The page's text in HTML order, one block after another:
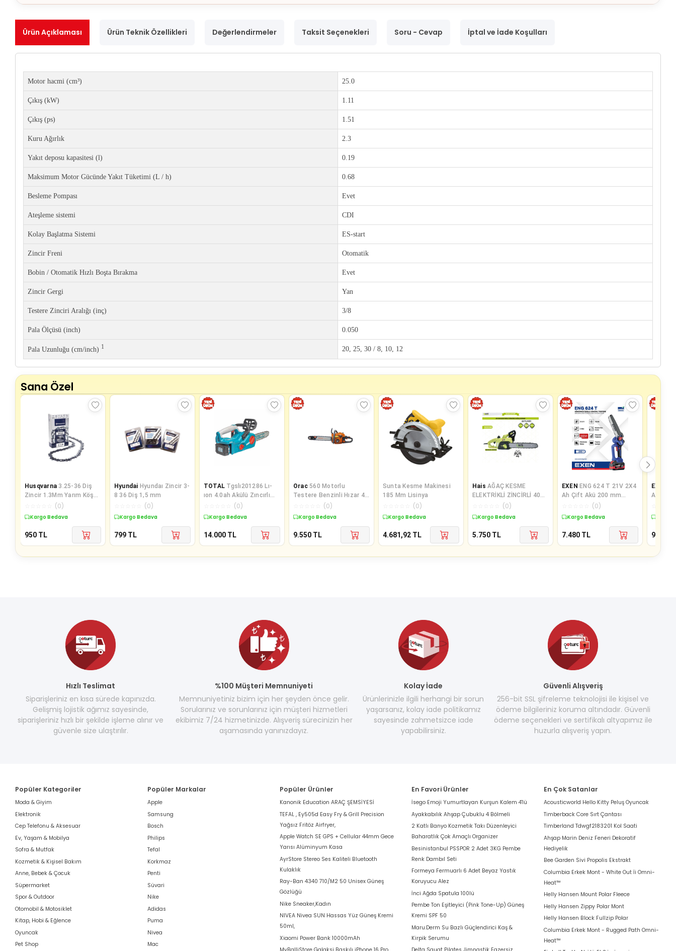
Ürün Açıklaması Ürün Teknik Özellikleri Değerlendirmeler Taksit Seçenekleri Soru - Cevap İptal ve İade Koşulları
Motor hacmi (cm³) 25.0
Çıkış (kW) 1.11
Çıkış (ps) 1.51
Kuru Ağırlık 2.3
Yakıt deposu kapasitesi (l) 0.19
Maksimum Motor Gücünde Yakıt Tüketimi (L / h) 0.68
Besleme Pompası Evet
Ateşleme sistemi CDI
Kolay Başlatma Sistemi ES-start
Zincir Freni Otomatik
Bobin / Otomatik Hızlı Boşta Bırakma Evet
Zincir Gergi Yan
Testere Zinciri Aralığı (inç) 3/8
Pala Ölçüsü (inch) 0.050
Pala Uzunluğu (cm/inch) 1 20, 25, 30 / 8, 10, 12
Sana Özel
Husqvarna 3.25-36 Diş
Zincir 1.3Mm Yarım Köşeli
(0)
Kargo Bedava
950 TL
Hyundai Hyundaı Zincir 3-
8 36 Diş 1,5 mm
(0)
Kargo Bedava
799 TL
TOTAL Tgslı201286 Lı-
ıon 4.0ah Akülü Zıncırlı
(0)
Kargo Bedava
14.000 TL
Orac 560 Motorlu
Testere Benzinli Hızar 4
(0)
Kargo Bedava
9.550 TL
Sunta Kesme Makinesi
185 Mm Lisinya
(0)
Kargo Bedava
4.681,92 TL
Hais AĞAÇ KESME
ELEKTRİKLİ ZİNCİRLİ 40
CM SF7J151
(0)
Kargo Bedava
5.750 TL
EXEN ENG 624 T 21V 2X4
Ah Çift Akü 200 mm
Kömürsüz Şarjlı Zincirli
Tes
(0)
Kargo Bedava
7.480 TL
EXEN
Ah Çift
Tes
9.460
Hızlı Teslimat
Siparişleriniz en kısa sürede kapınızda.
Gelişmiş lojistik ağımız sayesinde,
siparişleriniz hızlı bir şekilde işleme alınır ve
güvenle size ulaştırılır.
%100 Müşteri Memnuniyeti
Memnuniyetiniz bizim için her şeyden önce gelir.
Sorularınız ve sorunlarınız için müşteri hizmetleri
ekibimiz 7/24 hizmetinizde. Alışveriş sürecinizin her
aşamasında yanınızdayız.
Kolay İade
Ürünlerinizle ilgili herhangi bir sorun
yaşarsanız, kolay iade politikamız
sayesinde zahmetsizce iade
yapabilirsiniz.
Güvenli Alışveriş
256-bit SSL şifreleme teknolojisi ile kişisel ve
ödeme bilgileriniz koruma altındadır. Güvenli
ödeme seçenekleri ve sertifikalı altyapımız ile
huzurla alışveriş yapın.
Popüler Kategoriler
Moda & Giyim
Elektronik
Cep Telefonu & Aksesuar
Ev, Yaşam & Mobilya
Sofra & Mutfak
Kozmetik & Kişisel Bakım
Anne, Bebek & Çocuk
Süpermarket
Spor & Outdoor
Otomobil & Motosiklet
Kitap, Hobi & Eğlence
Oyuncak
Pet Shop
Popüler Markalar
Apple
Samsung
Bosch
Philips
Tefal
Korkmaz
Penti
Süvari
Nike
Adidas
Puma
Nivea
Mac
Popüler Ürünler
Kanonik Education ARAÇ ŞEMSİYESİ
TEFAL , Ey505d Easy Fry & Grill Precision
Yağsız Fritöz Airfryer,
Apple Watch SE GPS + Cellular 44mm Gece
Yarısı Alüminyum Kasa
AyrStore Stereo Ses Kaliteli Bluetooth
Kulaklık
Ray-Ban 4340 710/M2 50 Unisex Güneş
Gözlüğü
Nike Sneaker,Kadın
NIVEA Nivea SUN Hassas Yüz Güneş Kremi
50ml,
Xiaomi Power Bank 10000mAh
En Favori Ürünler
İsego Emoji Yumurtlayan Kurşun Kalem 4'lü
Ayakkabılık Ahşap Çubuklu 4 Bölmeli
2 Katlı Banyo Kozmetik Takı Düzenleyici
Baharatlık Çok Amaçlı Organizer
Besinistanbul PSSPOR 2 Adet 3KG Pembe
Renk Dambıl Seti
Formeya Fermuarlı 6 Adet Beyaz Yastık
Koruyucu Alez
İnci Ağda Spatula 100lü
Pembe Ton Eşitleyici (Pink Tone-Up) Güneş
Kremi SPF 50
Maru.Derm Su Bazlı Güçlendirici Kaş &
Kirpik Serumu
En Çok Satanlar
Acousticworld Hello Kitty Peluş Oyuncak
Timberback Core Sırt Çantası
Timberland Tdwgf2183201 Kol Saati
Ahşap Marin Deniz Feneri Dekoratif
Hediyelik
Bee Garden Sivi Propolis Ekstrakt
Columbia Erkek Mont - White Out İi Omni-
Heat™
Helly Hansen Mount Polar Fleece
Helly Hansen Zippy Polar Mont
Helly Hansen Block Fullzip Polar
Columbia Erkek Mont - Rugged Path Omni-
Heat™